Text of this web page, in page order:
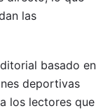
las
basado en
deportivas
los lectores que